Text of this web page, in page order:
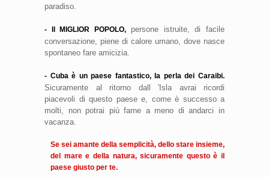
paradiso.
- Il MIGLIOR POPOLO,persone istruite, di facile
conversazione, piene di calore umano, dove nasce
spontaneo fare amicizia.
- Cuba è un paese fantastico, la perla dei Caraibi.
Sicuramente al ritorno dall 'Isla avrai ricordi
piacevoli di questo paese e, come è successo a
molti, non potrai più farne a meno di andarci in
vacanza.
Se sei amante della semplicità, dello stare insieme,
del mare e della natura, sicuramente questo è il
paese giusto per te.